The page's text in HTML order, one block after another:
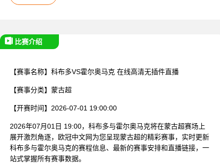
比赛介绍
【赛事名称】 科布多VS霍尔奥马克 在线高清无插件直播
【赛事分类】 蒙古超
【开赛时间】 2026-07-01 19:00:00
2026年07月01日 19:00，科布多与霍尔奥马克将在蒙古超赛场上
展开激烈角逐，欧冠中文网为您呈现蒙古超的精彩赛事，实时更新
科布多与霍尔奥马克的赛程信息、最新的赛事安排和直播链接，一
站式掌握所有赛事数据。